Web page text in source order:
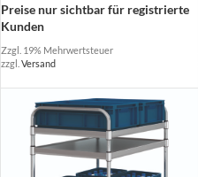
Preise nur sichtbar für registrierte
Kunden
Zzgl. 19% Mehrwertsteuer
zzgl. Versand